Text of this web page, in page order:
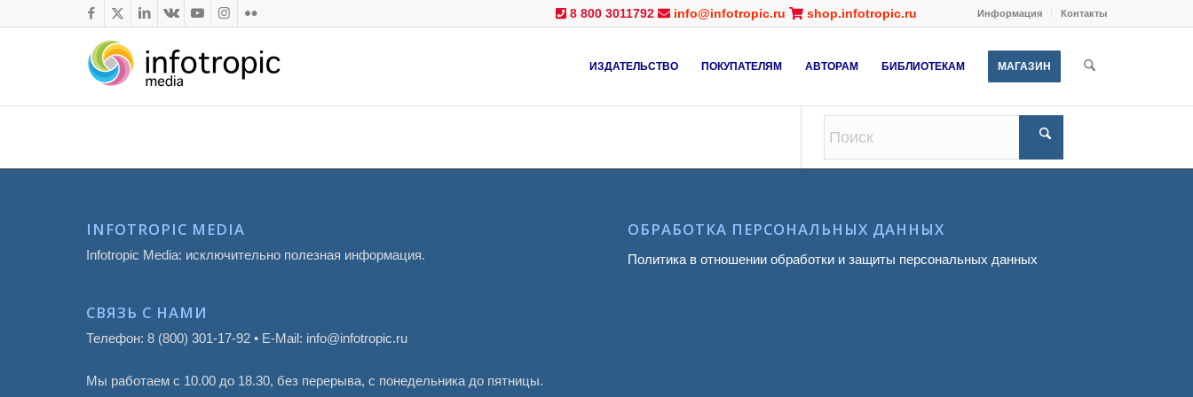
Информация Контакты
8 800 3011792 info@infotropic.ru shop.infotropic.ru
ИЗДАТЕЛЬСТВО ПОКУПАТЕЛЯМ АВТОРАМ БИБЛИОТЕКАМ МАГАЗИН
INFOTROPIC MEDIA
Infotropic Media: исключительно полезная информация.
СВЯЗЬ С НАМИ
Телефон: 8 (800) 301-17-92 • E-Mail: info@infotropic.ru
Мы работаем с 10.00 до 18.30, без перерыва, с понедельника до пятницы.
ОБРАБОТКА ПЕРСОНАЛЬНЫХ ДАННЫХ
Политика в отношении обработки и защиты персональных данных